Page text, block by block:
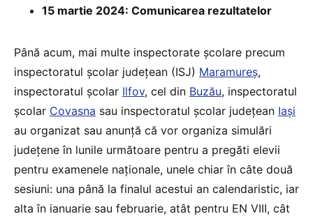
15 martie 2024: Comunicarea rezultatelor
Până acum, mai multe inspectorate școlare precum
inspectoratul școlar județean (ISJ) Maramureș,
inspectoratul școlar Ilfov, cel din Buzău, inspectoratul
școlar Covasna sau inspectoratul școlar județean Iași
au organizat sau anunță că vor organiza simulări
județene în lunile următoare pentru a pregăti elevii
pentru examenele naționale, unele chiar în câte două
sesiuni: una până la finalul acestui an calendaristic, iar
alta în ianuarie sau februarie, atât pentru EN VIII, cât